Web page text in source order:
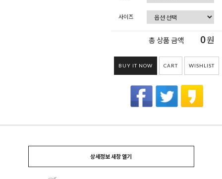
사이즈
총 상품 금액 0원
BUY IT NOW CART WISHLIST
상세정보 새창 열기